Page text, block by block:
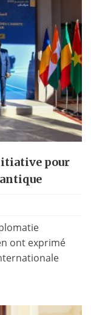
pour
ont exprimé